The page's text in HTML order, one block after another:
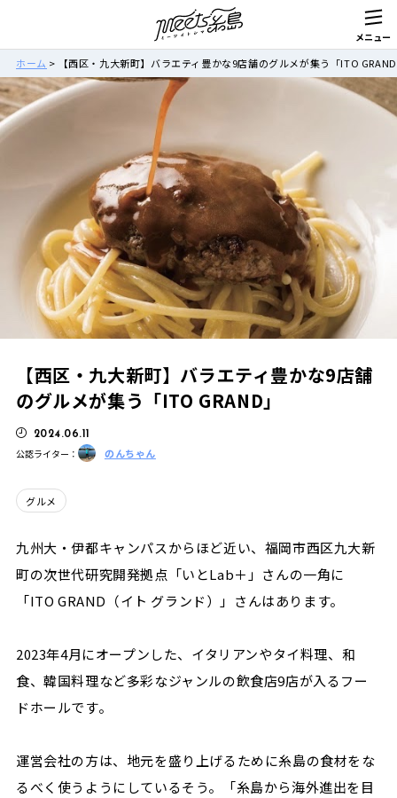
ホーム > 【西区・九大新町】バラエティ豊かな9店舗のグルメが集う「ITO
【西区・九大新町】バラエティ豊かな9店舗
のグルメが集う「ITO GRAND」
2024.06.11
公認ライター： のんちゃん
グルメ
九州大・伊都キャンパスからほど近い、福岡市西区九大新
町の次世代研究開発拠点「いとLab＋」さんの一角に
「ITO GRAND（イト グランド）」さんはあります。
2023年4月にオープンした、イタリアンやタイ料理、和
食、韓国料理など多彩なジャンルの飲食店9店が入るフー
ドホールです。
運営会社の方は、地元を盛り上げるために糸島の食材をな
るべく使うようにしているそう。「糸島から海外進出を目